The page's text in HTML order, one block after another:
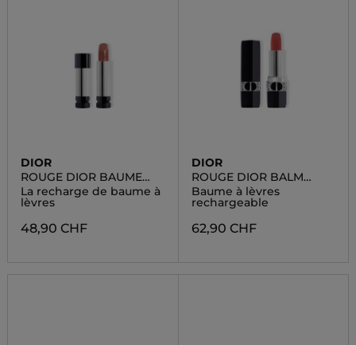
DIOR
ROUGE DIOR BAUME
REFILL
La recharge de baume à
lèvres
48,90 CHF
DIOR
ROUGE DIOR BALM
MATTE
Baume à lèvres
rechargeable
62,90 CHF